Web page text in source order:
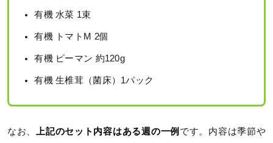
有機 水菜 1束
有機 トマトM 2個
有機 ピーマン 約120g
有機 生椎茸（菌床）1パック
なお、 上記のセット内容はある週の一例 です。内容は季節や